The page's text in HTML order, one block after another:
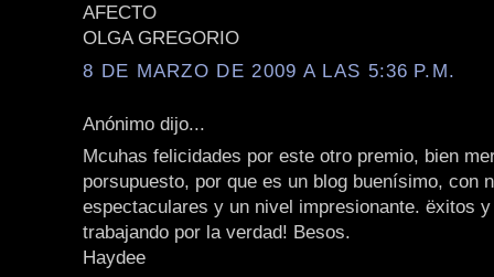
AFECTO
OLGA GREGORIO
8 DE MARZO DE 2009 A LAS 5:36 P.M.
Anónimo dijo...
Mcuhas felicidades por este otro premio, bien
porsupuesto, por que es un blog buenísimo, con
espectaculares y un nivel impresionante. ëxitos
trabajando por la verdad! Besos.
Haydee